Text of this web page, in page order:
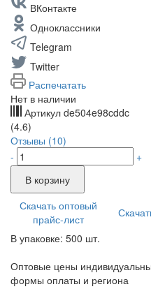
ВКонтакте
Одноклассники
Telegram
Twitter
Распечатать
Нет в наличии
Артикул de504e98cddc
(4.6)
Отзывы (10)
-
+
В корзину
Скачать оптовый
прайс-лист
В упаковке: 500 шт.
Оптовые цены индивидуальны
формы оплаты и региона